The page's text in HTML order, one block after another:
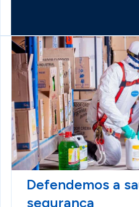
Defendemos a
segurança